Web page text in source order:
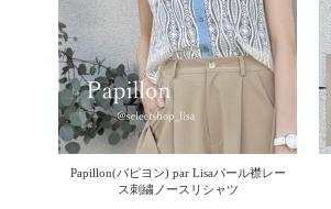
Papillon(パピヨン) par Lisaパール襟レー
ス刺繍ノースリシャツ